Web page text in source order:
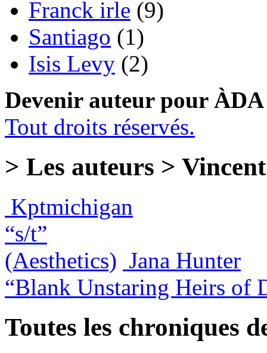
Franck irle (9)
Santiago (1)
Isis Levy (2)
Devenir auteur pour ÀDA
Tout droits réservés.
> Les auteurs >
Kptmichigan
“s/t”
(Aesthetics) Jana Hunter
“Blank Unstaring Heirs of
Toutes les chroniques